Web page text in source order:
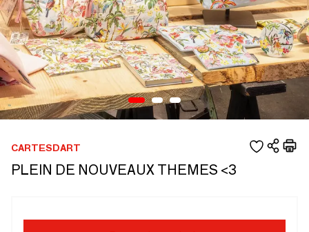
CARTESDART
PLEIN DE NOUVEAUX THEMES <3